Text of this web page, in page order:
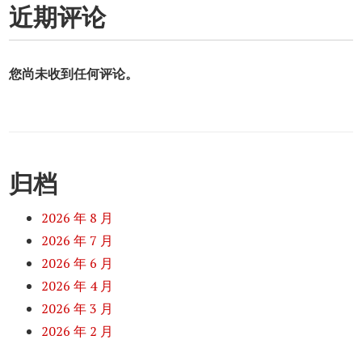
近期评论
您尚未收到任何评论。
归档
2026 年 8 月
2026 年 7 月
2026 年 6 月
2026 年 4 月
2026 年 3 月
2026 年 2 月